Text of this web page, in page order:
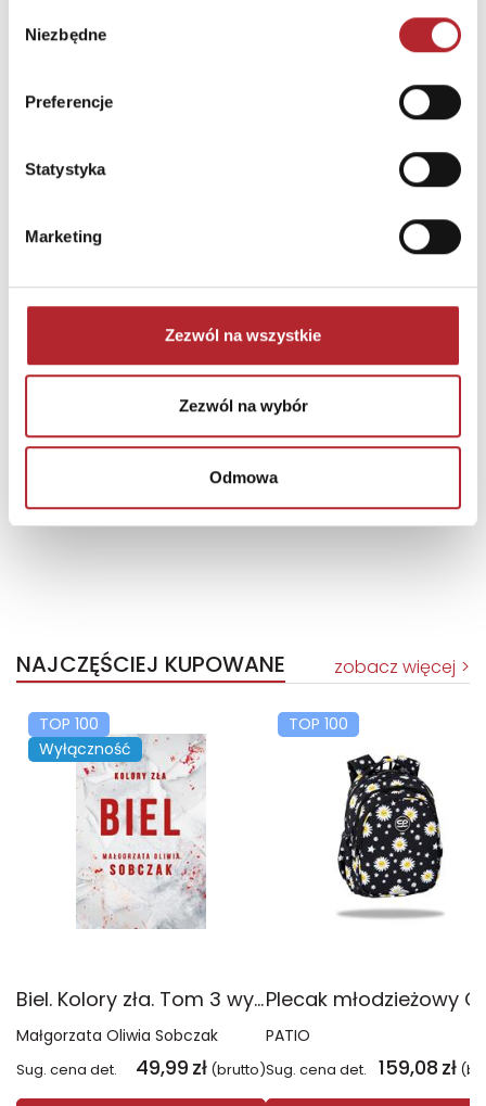
zgody
Niezbędne
Preferencje
Statystyka
Marketing
Zezwól na wszystkie
Zezwól na wybór
Odmowa
Miasto
Brak danych
NAJCZĘŚCIEJ KUPOWANE zobacz więcej
TOP 100
Wyłączność
Biel. Kolory zła. Tom 3 wyd. 2025
Małgorzata Oliwia Sobczak
Sug. cena det. 49,99 zł (brutto)
TOP 100
PATIO
Sug. cena det. 159,08 zł